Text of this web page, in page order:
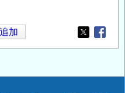
加
Opens in